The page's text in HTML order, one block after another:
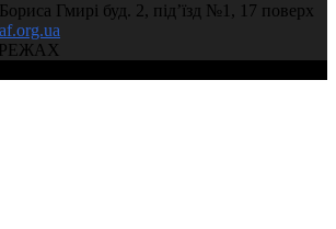
Гмирі буд. 2, під’їзд №1, 17 поверх